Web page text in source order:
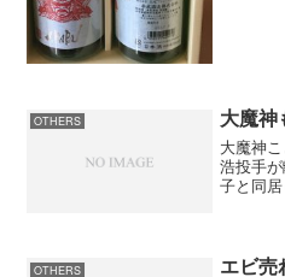
OTHERS 大魔神
大魔神
浩投手
子と同
ープン
OTHERS エビ売